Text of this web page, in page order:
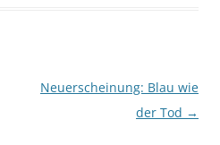
Neuerscheinung: Blau wie
der Tod →